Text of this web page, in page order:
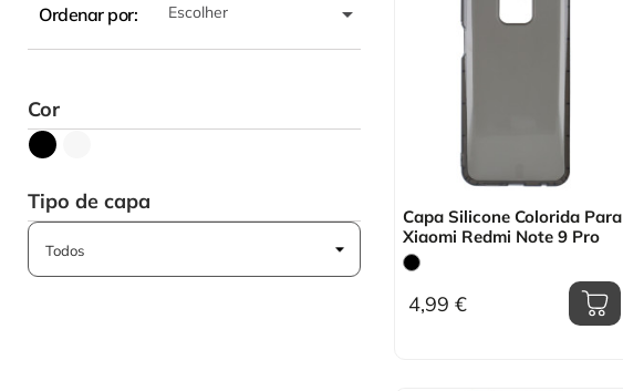
Ordenar por: Escolher 
Cor
Tipo de capa
Capa Silicone Colorida Para
Xiaomi Redmi Note 9 Pro
4,99 €